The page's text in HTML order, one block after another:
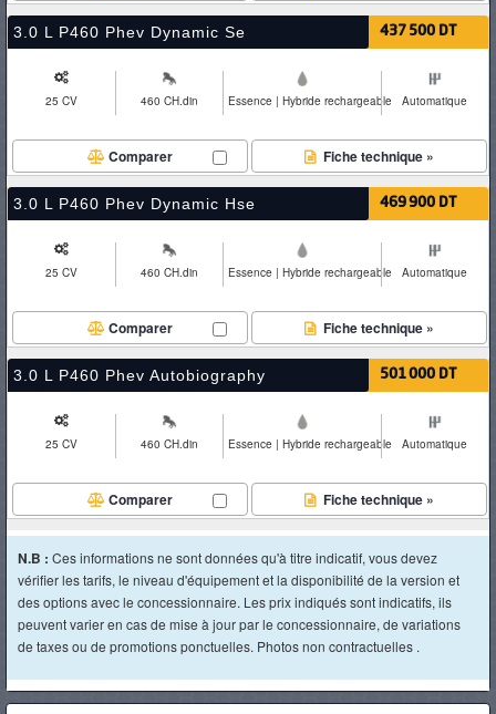
3.0 L P460 Phev Dynamic Se 437 500 DT
25 CV 460 CH.din Essence | Hybride rechargeable Automatique
Fiche technique »
Comparer
3.0 L P460 Phev Dynamic Hse 469 900 DT
25 CV 460 CH.din Essence | Hybride rechargeable Automatique
Fiche technique »
Comparer
3.0 L P460 Phev Autobiography 501 000 DT
25 CV 460 CH.din Essence | Hybride rechargeable Automatique
Fiche technique »
Comparer
N.B : Ces informations ne sont données qu'à titre indicatif, vous devez
vérifier les tarifs, le niveau d'équipement et la disponibilité de la version et
des options avec le concessionnaire. Les prix indiqués sont indicatifs, ils
peuvent varier en cas de mise à jour par le concessionnaire, de variations
de taxes ou de promotions ponctuelles. Photos non contractuelles .